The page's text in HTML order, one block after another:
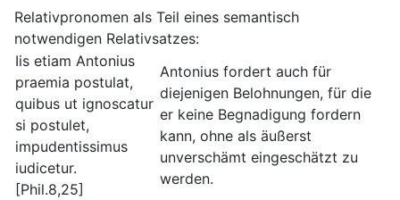
Relativpronomen als Teil eines semantisch
notwendigen Relativsatzes:
Iis etiam Antonius
praemia postulat,
quibus ut ignoscatur
si postulet,
impudentissimus
iudicetur.
[Phil.8,25]
Antonius fordert auch für
diejenigen Belohnungen, für die
er keine Begnadigung fordern
kann, ohne als äußerst
unverschämt eingeschätzt zu
werden.